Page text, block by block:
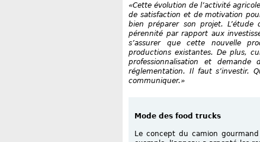
«Cette évolution de l’activité
de satisfaction et de motivation
bien préparer son projet.
pérennité par rapport aux
s’assurer que cette nouvelle
productions existantes. De plus,
professionnalisation et
réglementation. Il faut s’investir.
communiquer.»
Mode des food trucks
Le concept du camion